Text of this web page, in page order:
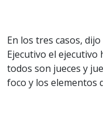
En los tres casos,
Ejecutivo el ejecutivo
todos son jueces y
foco y los elementos